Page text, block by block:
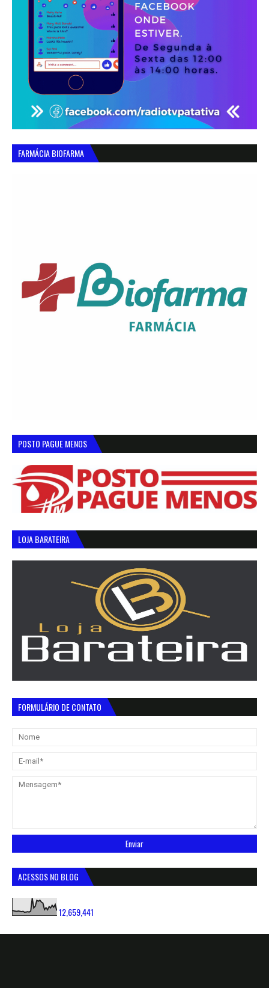
FARMÁCIA BIOFARMA
POSTO PAGUE MENOS
LOJA BARATEIRA
FORMULÁRIO DE CONTATO
ACESSOS NO BLOG
12,659,441